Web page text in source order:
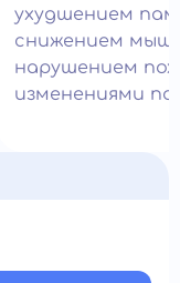
ухудшением
снижением
нарушением
изменениями